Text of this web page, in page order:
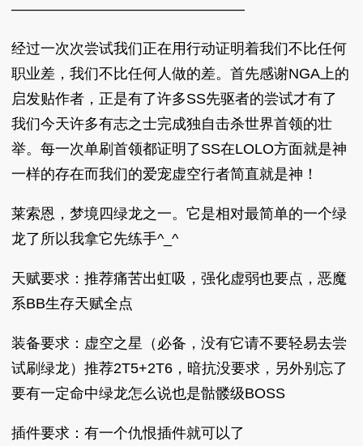
————————————————
经过一次次尝试我们正在用行动证明着我们不比任何
职业差，我们不比任何人做的差。首先感谢NGA上的
启发贴作者，正是有了许多SS先驱者的尝试才有了
我们今天许多有志之士完成独自击杀世界首领的壮
举。每一次单刷首领都证明了SS在LOLO方面就是神
一样的存在而我们的爱宠虚空行者简直就是神！
莱索恩，梦境四绿龙之一。它是相对最简单的一个绿
龙了所以我拿它先练手^_^
天赋要求：推荐痛苦出虹吸，强化虚弱也要点，恶魔
系BB生存天赋全点
装备要求：虚空之星（必备，没有它请不要轻易去尝
试刷绿龙）推荐2T5+2T6，暗抗没要求，另外别忘了
要有一定命中绿龙怎么说也是骷髅级BOSS
插件要求：有一个仇恨插件就可以了